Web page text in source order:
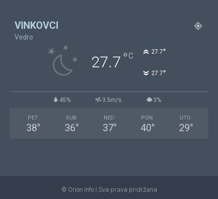
VINKOVCI
Vedro
27.7 °C 27.7°
27.7°
45% 3.5m/s 3%
PET
38°
SUB
36°
NED
37°
PON
40°
UTO
29°
© Orion Info | Sva prava pridržana